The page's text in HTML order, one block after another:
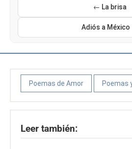
← La brisa
Adiós a
Poemas de Amor Poemas
Leer también: